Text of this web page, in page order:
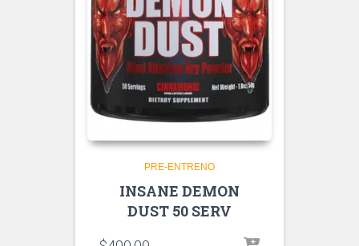
PRE-ENTRENO
INSANE DEMON
DUST 50 SERV